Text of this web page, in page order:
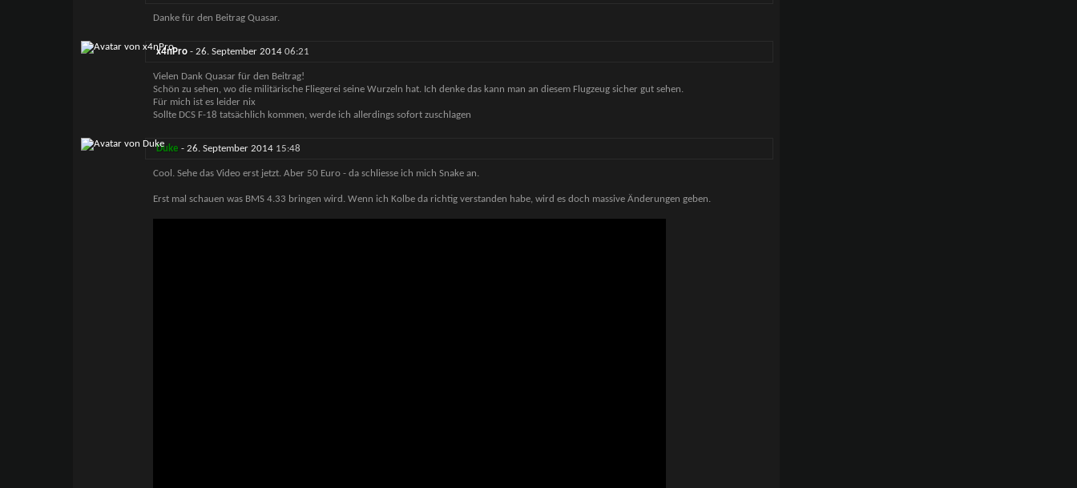
Danke für den Beitrag Quasar.
x4nPro- 26. September 2014 06:21
Vielen Dank Quasar für den Beitrag!
Schön zu sehen, wo die militärische Fliegerei seine Wurzeln hat. Ich denke das kann man an diesem Flugzeug sicher gut sehen.
Für mich ist es leider nix
Sollte DCS F-18 tatsächlich kommen, werde ich allerdings sofort zuschlagen
Duke - 26. September 2014 15:48
Cool. Sehe das Video erst jetzt. Aber 50 Euro - da schliesse ich mich Snake an.
Erst mal schauen was BMS 4.33 bringen wird. Wenn ich Kolbe da richtig verstanden habe, wird es doch massive Änderungen geben.